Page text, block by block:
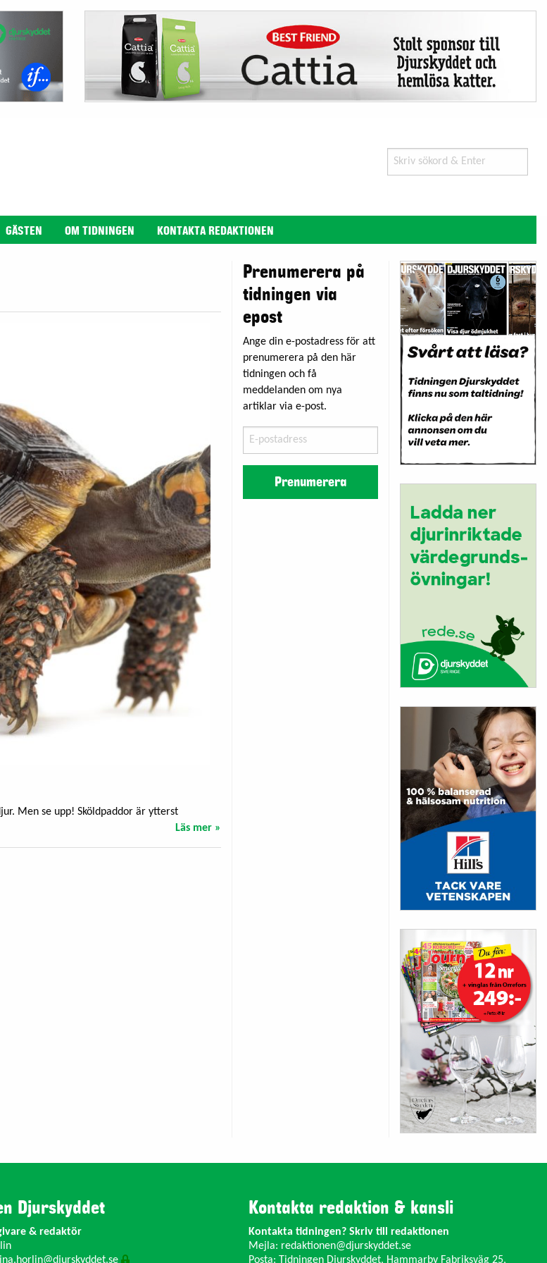
Search
for:
GÄSTEN OM TIDNINGEN KONTAKTA REDAKTIONEN
Men se upp! Sköldpaddor är ytterst
Läs mer »
Prenumerera på
tidningen via
epost
Ange din e-postadress för att
prenumerera på den här
tidningen och få
meddelanden om nya
artiklar via e-post.
postadress
Prenumerera
Djurskyddet
& redaktör
Kontakta redaktion & kansli
Kontakta tidningen? Skriv till redaktionen
Mejla: redaktionen@djurskyddet.se
Posta: Tidningen Djurskyddet, Hammarby Fabriksväg 25,